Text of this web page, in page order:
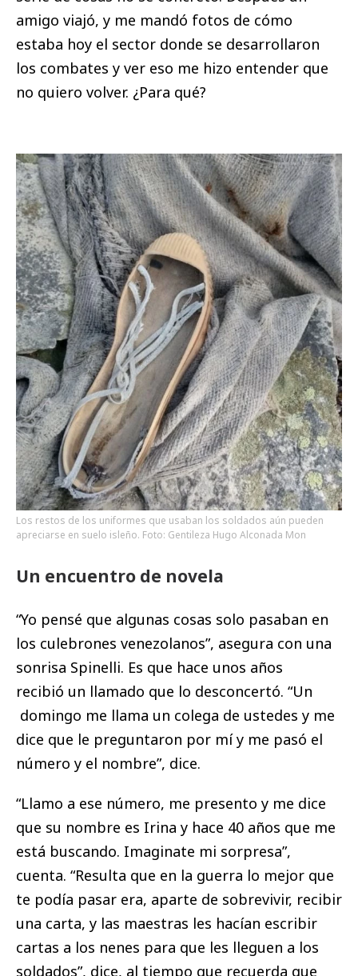
amigo viajó, y me mandó fotos de cómo
estaba hoy el sector donde se desarrollaron
los combates y ver eso me hizo entender que
no quiero volver. ¿Para qué?
Los restos de los uniformes que usaban los soldados aún pueden
apreciarse en suelo isleño. Foto: Gentileza Hugo Alconada Mon
Un encuentro de novela
“Yo pensé que algunas cosas solo pasaban en
los culebrones venezolanos”, asegura con una
sonrisa Spinelli. Es que hace unos años
recibió un llamado que lo desconcertó. “Un
domingo me llama un colega de ustedes y me
dice que le preguntaron por mí y me pasó el
número y el nombre”, dice.
“Llamo a ese número, me presento y me dice
que su nombre es Irina y hace 40 años que me
está buscando. Imaginate mi sorpresa”,
cuenta. “Resulta que en la guerra lo mejor que
te podía pasar era, aparte de sobrevivir, recibir
una carta, y las maestras les hacían escribir
cartas a los nenes para que les lleguen a los
soldados”, dice, al tiempo que recuerda que